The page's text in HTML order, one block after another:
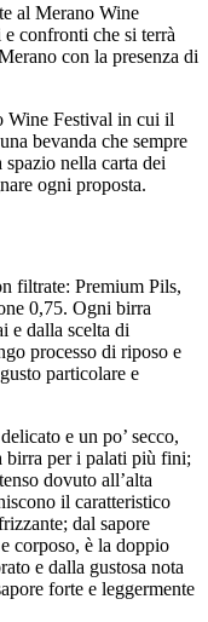
al Merano Wine
confronti che si terrà
con la presenza di
Wine Festival in cui il
bevanda che sempre
nella carta dei
ogni proposta.
filtrate: Premium Pils,
0,75. Ogni birra
e dalla scelta di
processo di riposo e
particolare e
e un po’ secco,
birra per i palati più fini;
dovuto all’alta
il caratteristico
dal sapore
corposo, è la doppio
e dalla gustosa nota
forte e leggermente